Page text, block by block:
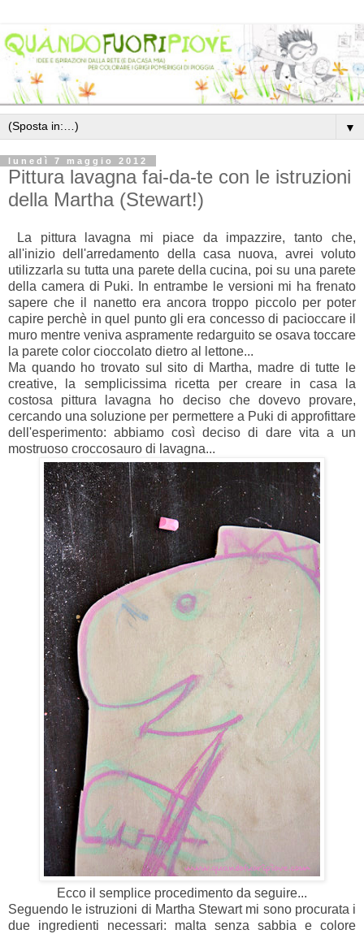
▼
lunedì 7 maggio 2012
Pittura lavagna fai-da-te con le istruzioni
della Martha (Stewart!)
La pittura lavagna mi piace da impazzire, tanto che,
all'inizio dell'arredamento della casa nuova, avrei voluto
utilizzarla su tutta una parete della cucina, poi su una parete
della camera di Puki. In entrambe le versioni mi ha frenato
sapere che il nanetto era ancora troppo piccolo per poter
capire perchè in quel punto gli era concesso di pacioccare il
muro mentre veniva aspramente redarguito se osava toccare
la parete color cioccolato dietro al lettone...
Ma quando ho trovato sul sito di Martha, madre di tutte le
creative, la semplicissima ricetta per creare in casa la
costosa pittura lavagna ho deciso che dovevo provare,
cercando una soluzione per permettere a Puki di approfittare
dell'esperimento: abbiamo così deciso di dare vita a un
mostruoso croccosauro di lavagna...
Ecco il semplice procedimento da seguire...
Seguendo le istruzioni di Martha Stewartmi sono procurata i
due ingredienti necessari: malta senza sabbia e colore